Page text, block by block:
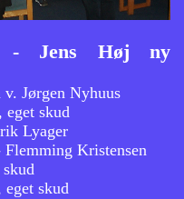
- Jens Høj ny
Jørgen Nyhuus
eget skud
Lyager
Kristensen
eget skud